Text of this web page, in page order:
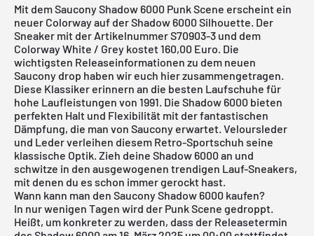
Mit dem Saucony Shadow 6000 Punk Scene erscheint ein
neuer Colorway auf der Shadow 6000 Silhouette. Der
Sneaker mit der Artikelnummer S70903-3 und dem
Colorway White / Grey kostet 160,00 Euro. Die
wichtigsten Releaseinformationen zu dem neuen
Saucony drop haben wir euch hier zusammengetragen.
Diese Klassiker erinnern an die besten Laufschuhe für
hohe Laufleistungen von 1991. Die Shadow 6000 bieten
perfekten Halt und Flexibilität mit der fantastischen
Dämpfung, die man von Saucony erwartet. Veloursleder
und Leder verleihen diesem Retro-Sportschuh seine
klassische Optik. Zieh deine Shadow 6000 an und
schwitze in den ausgewogenen trendigen Lauf-Sneakers,
mit denen du es schon immer gerockt hast.
Wann kann man den Saucony Shadow 6000 kaufen?
In nur wenigen Tagen wird der Punk Scene gedroppt.
Heißt, um konkreter zu werden, dass der Releasetermin